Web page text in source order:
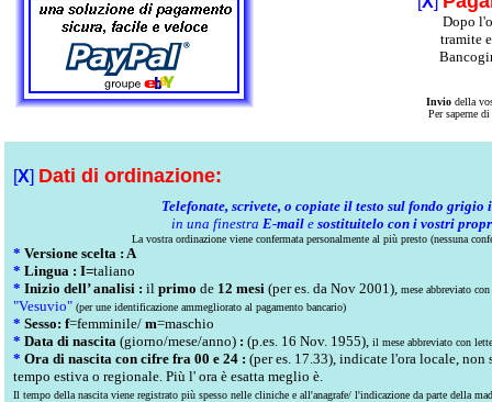
Dopo
tramite
Invio della
Per saperne
[X] Dati di ordinazione:
Telefonate, scrivete, o copiate il testo sul fondo grigio
in una finestra E-mail e sostituitelo con i vostri
La vostra ordinazione viene confermata personalmente al più presto (nessuna
* Versione scelta : A
* Lingua : I=taliano
* Inizio dell’ analisi : il primo de 12 mesi (per es. da Nov 2001), mese abbreviato
"Vesuvio" (per une identificazione ammegliorato al pagamento bancario)
* Sesso: f=femminile/ m=maschio
* Data di nascita (giorno/mese/anno) : (p.es. 16 Nov. 1955), il mese abbreviato con
* Ora di nascita con cifre fra 00 e 24 : (per es. 17.33), indicate l'ora locale, non
tempo estiva o regionale. Più l' ora è esatta meglio è.
Il tempo della nascita viene registrato più spesso nelle cliniche e all'anagrafe/ l'indicazione da parte della